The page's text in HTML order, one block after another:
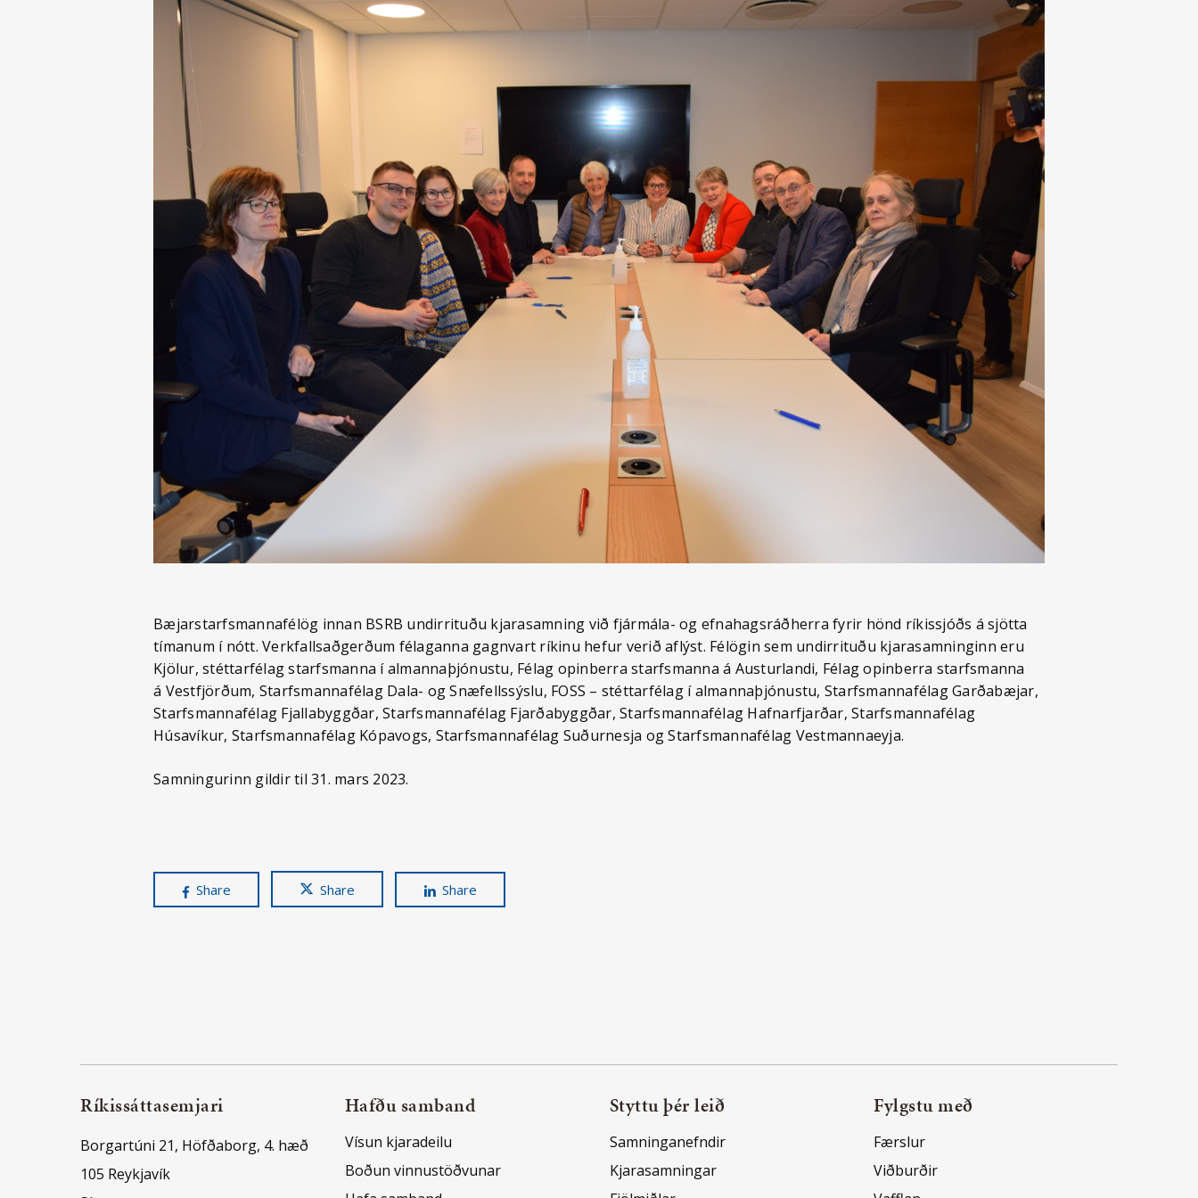
Bæjarstarfsmannafélög innan BSRB undirrituðu kjarasamning við fjármála- og efnahagsráðherra fyrir hönd ríkissjóðs á sjötta
tímanum í nótt. Verkfallsaðgerðum félaganna gagnvart ríkinu hefur verið aflýst. Félögin sem undirrituðu kjarasamninginn eru
Kjölur, stéttarfélag starfsmanna í almannaþjónustu, Félag opinberra starfsmanna á Austurlandi, Félag opinberra starfsmanna
á Vestfjörðum, Starfsmannafélag Dala- og Snæfellssýslu, FOSS – stéttarfélag í almannaþjónustu, Starfsmannafélag Garðabæjar,
Starfsmannafélag Fjallabyggðar, Starfsmannafélag Fjarðabyggðar, Starfsmannafélag Hafnarfjarðar, Starfsmannafélag
Húsavíkur, Starfsmannafélag Kópavogs, Starfsmannafélag Suðurnesja og Starfsmannafélag Vestmannaeyja.
Samningurinn gildir til 31. mars 2023.
Share Share Share
Ríkissáttasemjari
Borgartúni 21, Höfðaborg, 4. hæð
105 Reykjavík
Hafðu samband
Vísun kjaradeilu
Boðun vinnustöðvunar
Styttu þér leið
Samninganefndir
Kjarasamningar
Fylgstu með
Færslur
Viðburðir